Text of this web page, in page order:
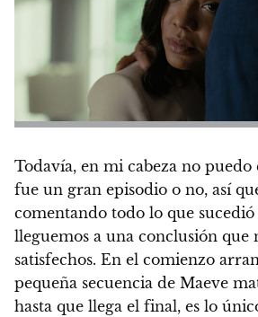
Todavía, en mi cabeza no puedo
fue un gran episodio o no, así
comentando todo lo que sucedió
lleguemos a una conclusión que
satisfechos. En el comienzo
pequeña secuencia de Maeve
hasta que llega el final, es lo